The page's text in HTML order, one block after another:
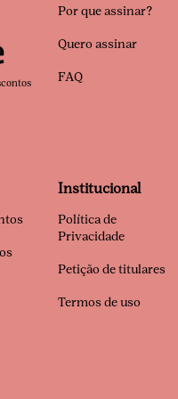
Por que assinar?
Quero assinar
FAQ
Institucional
Política de
Privacidade
Petição de titulares
Termos de uso